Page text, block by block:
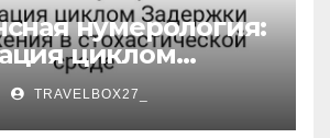
нумерология:
циклом
торможения в
среде
TRAVELBOX27_